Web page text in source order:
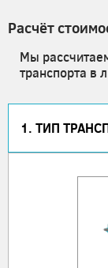
Расчёт
Мы
транспорта в
1. ТИП